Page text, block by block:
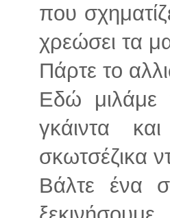
που
χρεώσει τα
Πάρτε το
Εδώ μιλάμε
γκάιντα
σκωτσέζικα
Βάλτε ένα